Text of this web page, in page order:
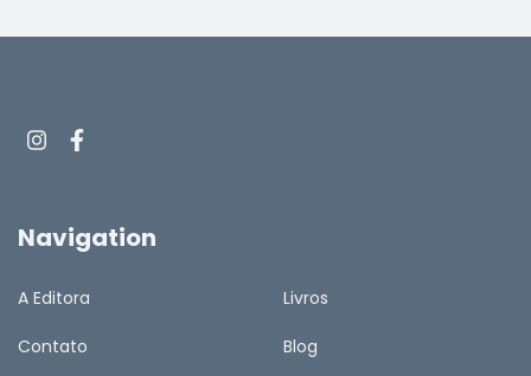
Navigation
A Editora Livros
Contato Blog